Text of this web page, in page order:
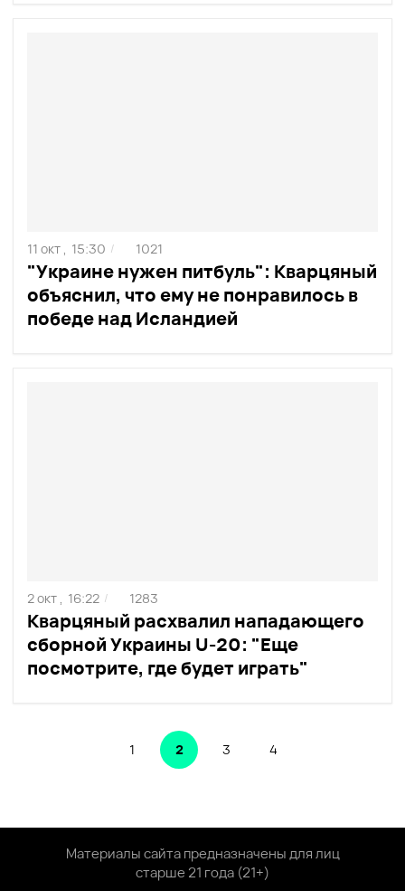
"Украине нужен питбуль": Кварцяный
объяснил, что ему не понравилось в
победе над Исландией
11 окт , 15:30 / 1021
Кварцяный расхвалил нападающего
сборной Украины U-20: "Еще
посмотрите, где будет играть"
2 окт , 16:22 / 1283
1 2 3 4
Материалы сайта предназначены для лиц
старше 21 года (21+)